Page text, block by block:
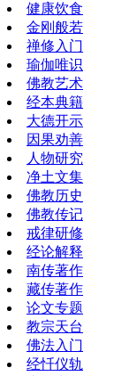
健康饮食
金刚般若
禅修入门
瑜伽唯识
佛教艺术
经本典籍
大德开示
因果劝善
人物研究
净土文集
佛教历史
佛教传记
戒律研修
经论解释
南传著作
藏传著作
论文专题
教宗天台
佛法入门
经忏仪轨